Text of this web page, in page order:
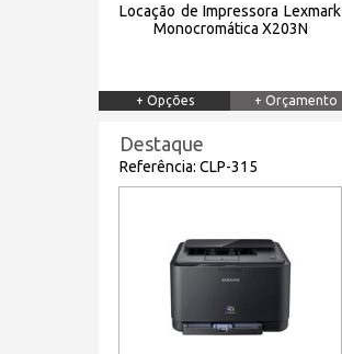
Locação de Impressora Lexmark
Monocromática X203N
+ Opções + Orçamento
Destaque
Referência: CLP-315